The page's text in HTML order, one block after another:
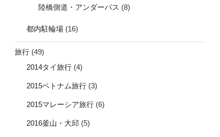
陸橋側道・アンダーパス (8)
都内駐輪場 (16)
旅行 (49)
2014タイ旅行 (4)
2015ベトナム旅行 (3)
2015マレーシア旅行 (6)
2016釜山・大邱 (5)